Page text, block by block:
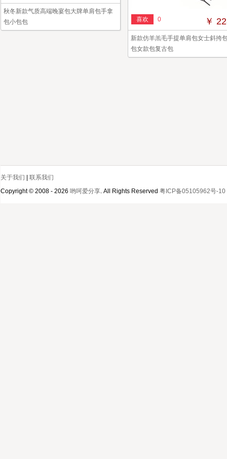
秋冬新款气质高端晚宴包大牌单肩包手拿
包小包包
喜欢 0 ￥
新款仿羊羔毛手提单肩包女士斜挎
包女款包复古包
关于我们
联系我们
Copyright © 2008 - 2026 哟呵爱分享. All Rights Reserved 粤ICP备05105962号-10